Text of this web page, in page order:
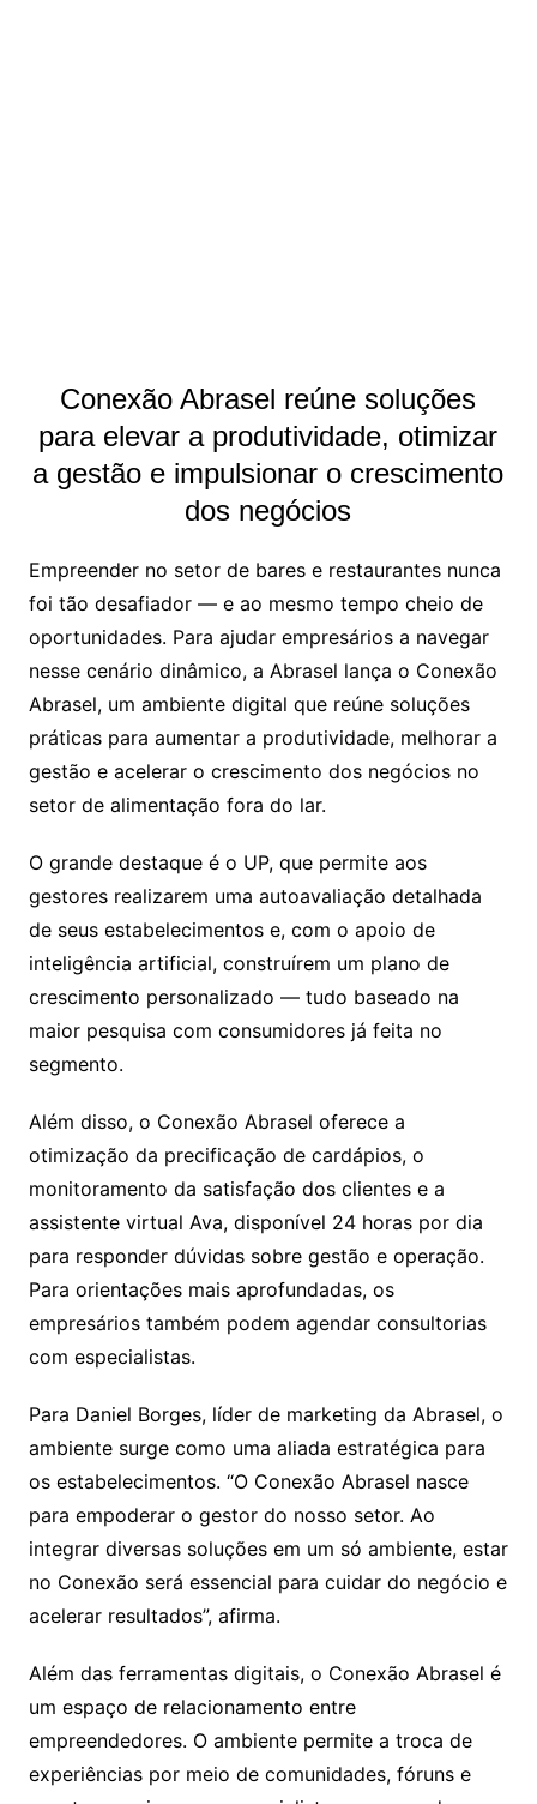
Conexão Abrasel reúne soluções
para elevar a produtividade, otimizar
a gestão e impulsionar o crescimento
dos negócios
Empreender no setor de bares e restaurantes nunca
foi tão desafiador — e ao mesmo tempo cheio de
oportunidades. Para ajudar empresários a navegar
nesse cenário dinâmico, a Abrasel lança o Conexão
Abrasel, um ambiente digital que reúne soluções
práticas para aumentar a produtividade, melhorar a
gestão e acelerar o crescimento dos negócios no
setor de alimentação fora do lar.
O grande destaque é o UP, que permite aos
gestores realizarem uma autoavaliação detalhada
de seus estabelecimentos e, com o apoio de
inteligência artificial, construírem um plano de
crescimento personalizado — tudo baseado na
maior pesquisa com consumidores já feita no
segmento.
Além disso, o Conexão Abrasel oferece a
otimização da precificação de cardápios, o
monitoramento da satisfação dos clientes e a
assistente virtual Ava, disponível 24 horas por dia
para responder dúvidas sobre gestão e operação.
Para orientações mais aprofundadas, os
empresários também podem agendar consultorias
com especialistas.
Para Daniel Borges, líder de marketing da Abrasel, o
ambiente surge como uma aliada estratégica para
os estabelecimentos. “O Conexão Abrasel nasce
para empoderar o gestor do nosso setor. Ao
integrar diversas soluções em um só ambiente, estar
no Conexão será essencial para cuidar do negócio e
acelerar resultados”, afirma.
Além das ferramentas digitais, o Conexão Abrasel é
um espaço de relacionamento entre
empreendedores. O ambiente permite a troca de
experiências por meio de comunidades, fóruns e